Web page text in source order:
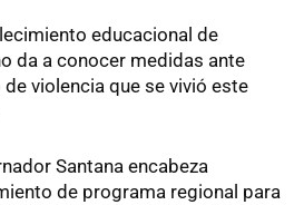
educacional de
da a conocer medidas ante
de violencia que se vivió este
Santana encabeza
de programa regional para